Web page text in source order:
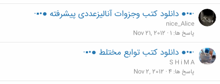
·▪•● دانلود کتب وجزوات آنالیزعددی پیشرفته ●•▪·
nice_Alice
پاسخ ها 1
Nov 21, 2012
·▪•● دانلود کتب توابع مختلط ●•▪·
S H i M A
پاسخ ها 4
Nov 2, 2012